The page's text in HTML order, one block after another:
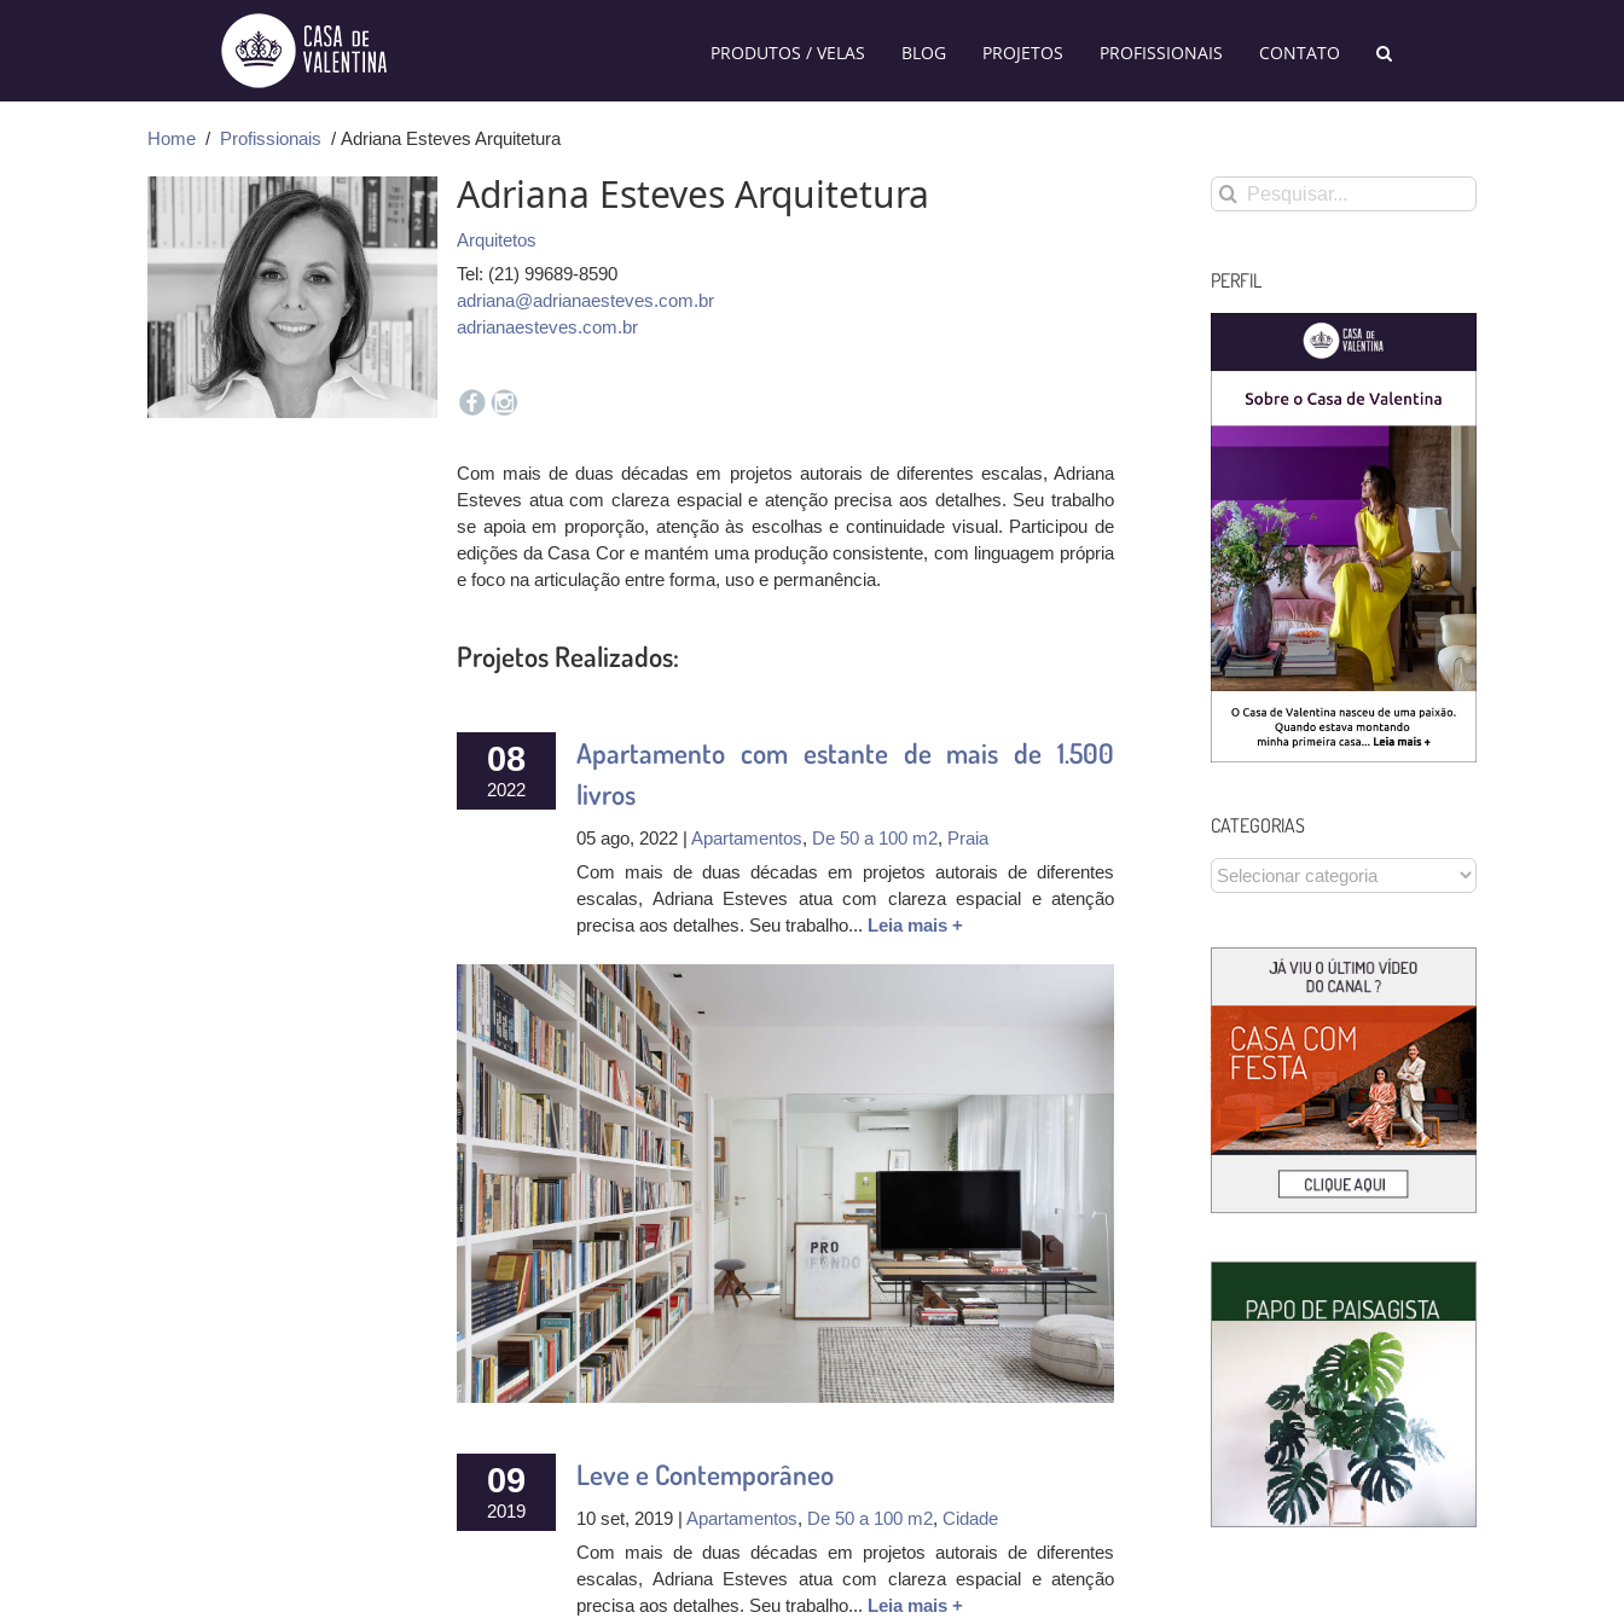
PRODUTOS / VELAS BLOG PROJETOS PROFISSIONAIS CONTATO
Home / Profissionais / Adriana Esteves Arquitetura
Adriana Esteves Arquitetura
Arquitetos
Tel: (21) 99689-8590
adriana@adrianaesteves.com.br
adrianaesteves.com.br
Com mais de duas décadas em projetos autorais de diferentes escalas, Adriana
Esteves atua com clareza espacial e atenção precisa aos detalhes. Seu trabalho
se apoia em proporção, atenção às escolhas e continuidade visual. Participou de
edições da Casa Cor e mantém uma produção consistente, com linguagem própria
e foco na articulação entre forma, uso e permanência.
Projetos Realizados:
08
2022
Apartamento com estante de mais de 1.500
livros
05 ago, 2022 | Apartamentos, De 50 a 100 m2, Praia
Com mais de duas décadas em projetos autorais de diferentes
escalas, Adriana Esteves atua com clareza espacial e atenção
precisa aos detalhes. Seu trabalho... Leia mais +
09
2019
Leve e Contemporâneo
10 set, 2019 | Apartamentos, De 50 a 100 m2, Cidade
Com mais de duas décadas em projetos autorais de diferentes
escalas, Adriana Esteves atua com clareza espacial e atenção
precisa aos detalhes. Seu trabalho... Leia mais +
Buscar
resultados
PERFIL
CATEGORIAS
CATEGORIAS